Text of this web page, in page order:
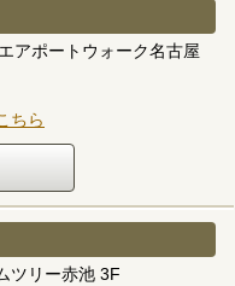
アポートウォーク名古屋
ちら
ツリー赤池 3F